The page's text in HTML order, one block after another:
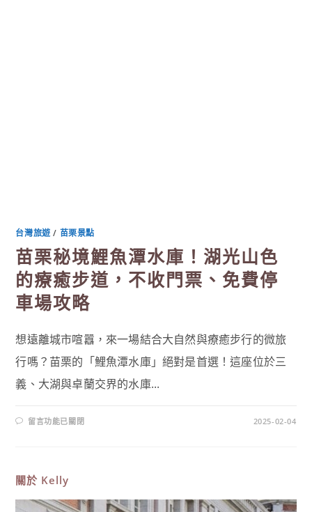
台灣旅遊/ 苗栗景點
苗栗秘境鯉魚潭水庫！湖光山色
的療癒步道，不收門票、免費停
車場攻略
想遠離城市喧囂，來一場結合大自然與療癒步行的微旅
行嗎？苗栗的「鯉魚潭水庫」絕對是首選！這座位於三
義、大湖與卓蘭交界的水庫...
在
〈苗
魚
潭
庫！
留言功能已關閉 2025-02-04
關於 Kelly